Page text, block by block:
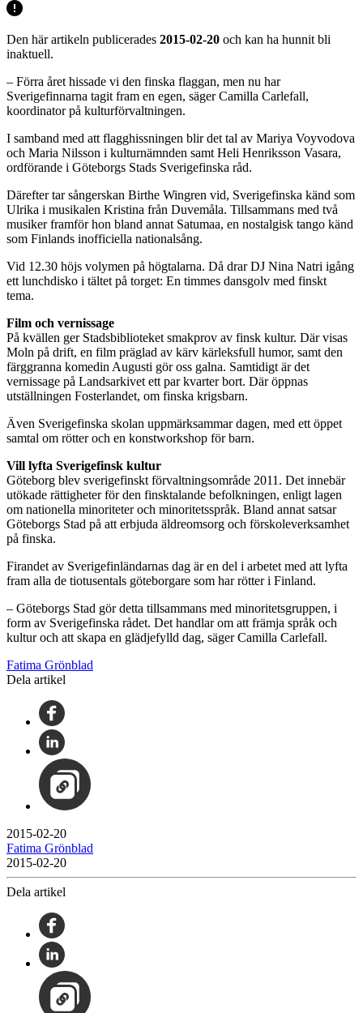
Den här artikeln publicerades 2015-02-20 och kan ha hunnit bli
inaktuell.
– Förra året hissade vi den finska flaggan, men nu har
Sverigefinnarna tagit fram en egen, säger Camilla Carlefall,
koordinator på kulturförvaltningen.
I samband med att flagghissningen blir det tal av Mariya Voyvodova
och Maria Nilsson i kulturnämnden samt Heli Henriksson Vasara,
ordförande i Göteborgs Stads Sverigefinska råd.
Därefter tar sångerskan Birthe Wingren vid, Sverigefinska känd som
Ulrika i musikalen Kristina från Duvemåla. Tillsammans med två
musiker framför hon bland annat Satumaa, en nostalgisk tango känd
som Finlands inofficiella nationalsång.
Vid 12.30 höjs volymen på högtalarna. Då drar DJ Nina Natri igång
ett lunchdisko i tältet på torget: En timmes dansgolv med finskt
tema.
Film och vernissage
På kvällen ger Stadsbiblioteket smakprov av finsk kultur. Där visas
Moln på drift, en film präglad av kärv kärleksfull humor, samt den
färggranna komedin Augusti gör oss galna. Samtidigt är det
vernissage på Landsarkivet ett par kvarter bort. Där öppnas
utställningen Fosterlandet, om finska krigsbarn.
Även Sverigefinska skolan uppmärksammar dagen, med ett öppet
samtal om rötter och en konstworkshop för barn.
Vill lyfta Sverigefinsk kultur
Göteborg blev sverigefinskt förvaltningsområde 2011. Det innebär
utökade rättigheter för den finsktalande befolkningen, enligt lagen
om nationella minoriteter och minoritetsspråk. Bland annat satsar
Göteborgs Stad på att erbjuda äldreomsorg och förskoleverksamhet
på finska.
Firandet av Sverigefinländarnas dag är en del i arbetet med att lyfta
fram alla de tiotusentals göteborgare som har rötter i Finland.
– Göteborgs Stad gör detta tillsammans med minoritetsgruppen, i
form av Sverigefinska rådet. Det handlar om att främja språk och
kultur och att skapa en glädjefylld dag, säger Camilla Carlefall.
Fatima Grönblad
Dela artikel
2015-02-20
Fatima Grönblad
2015-02-20
Dela artikel